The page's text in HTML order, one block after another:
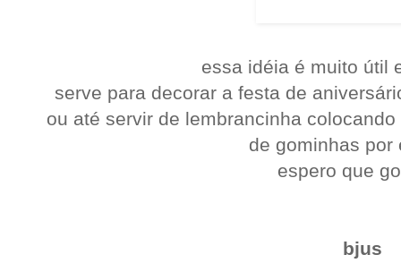
essa idéia é muito útil
serve para decorar a festa de
ou até servir de lembrancinha
de gominhas por
espero que
bjus